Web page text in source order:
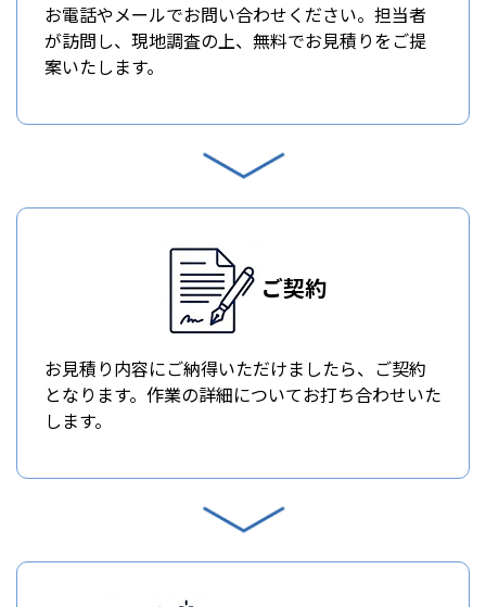
お電話やメールでお問い合わせください。担当者
が訪問し、現地調査の上、無料でお見積りをご提
案いたします。
ご契約
お見積り内容にご納得いただけましたら、ご契約
となります。作業の詳細についてお打ち合わせいた
します。